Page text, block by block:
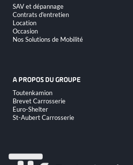
Aller
au
contenu
SAV et dépannage
Contrats d'entretien
Location
Occasion
Nos Solutions de Mobilité
A PROPOS DU GROUPE
Aller
au
contenu
Toutenkamion
Brevet Carrosserie
Euro-Shelter
St-Aubert Carrosserie